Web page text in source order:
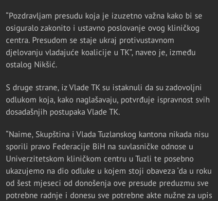
“Pozdravljam presudu koja je izuzetno važna kako bi se
osiguralo zakonito i ustavno poslovanje ovog kliničkog
centra. Presudom se staje ukraj protivustavnom
djelovanju vladajuće koalicije u TK”, naveo je, između
ostalog Nikšić.
S druge strane, iz Vlade TK su istaknuli da su zadovoljni
odlukom koja, kako naglašavaju, potvrđuje ispravnost svih
dosadašnjih postupaka Vlade TK.
“Naime, Skupština i Vlada Tuzlanskog kantona nikada nisu
sporili pravo Federacije BiH na suvlasničke odnose u
Univerzitetskom kliničkom centru u Tuzli te posebno
ukazujemo na dio odluke u kojem stoji obaveza ‘da u roku
od šest mjeseci od donošenja ove presude preduzmu sve
potrebne radnje i donesu sve potrebne akte nužne za upis